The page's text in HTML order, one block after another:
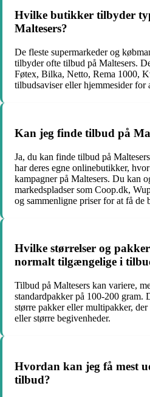
Hvilke butikker tilbyder
Maltesers?
De fleste supermarkeder og
tilbyder ofte tilbud på Maltesers.
Føtex, Bilka, Netto, Rema 1000,
tilbudsaviser eller hjemmesider for
Kan jeg finde tilbud på
Ja, du kan finde tilbud på
har deres egne onlinebutikker,
kampagner på Maltesers. Du kan
markedspladser som Coop.dk,
og sammenligne priser for at få de
Hvilke størrelser og
normalt tilgængelige i
Tilbud på Maltesers kan variere,
standardpakker på 100-200 gram.
større pakker eller multipakker,
eller større begivenheder.
Hvordan kan jeg få mest
tilbud?